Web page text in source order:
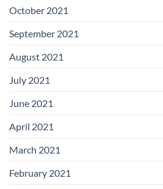
October 2021
September 2021
August 2021
July 2021
June 2021
April 2021
March 2021
February 2021